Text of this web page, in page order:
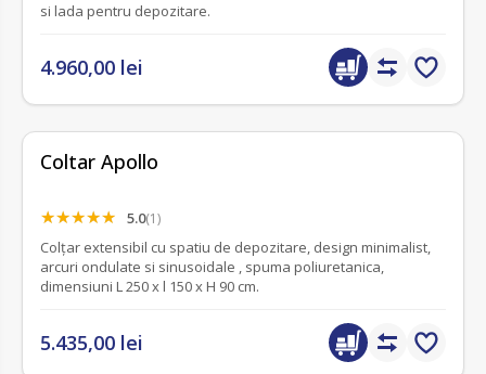
si lada pentru depozitare.
4.960,00 lei
Coltar Apollo
5.0(1)
Colțar extensibil cu spatiu de depozitare, design minimalist,
arcuri ondulate si sinusoidale , spuma poliuretanica,
dimensiuni L 250 x l 150 x H 90 cm.
5.435,00 lei